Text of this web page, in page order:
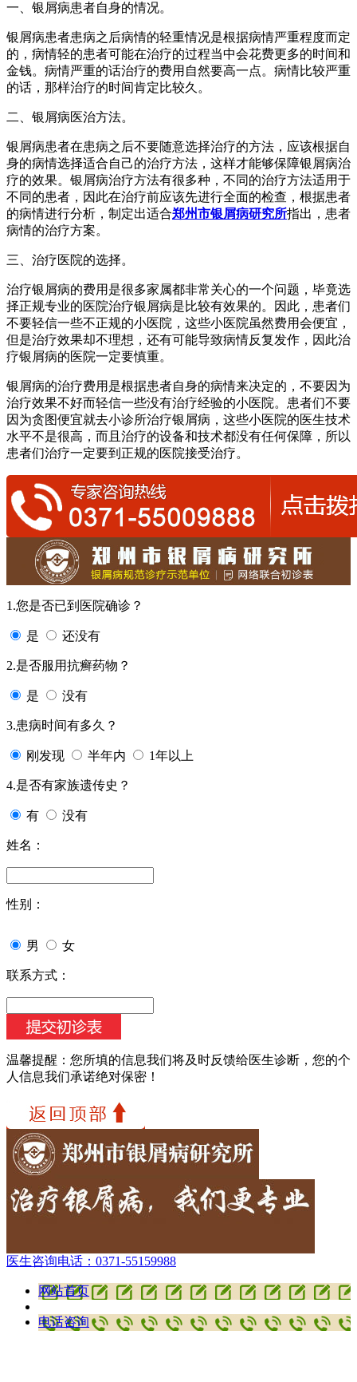
一、银屑病患者自身的情况。
银屑病患者患病之后病情的轻重情况是根据病情严重程度而定
的，病情轻的患者可能在治疗的过程当中会花费更多的时间和
金钱。病情严重的话治疗的费用自然要高一点。病情比较严重
的话，那样治疗的时间肯定比较久。
二、银屑病医治方法。
银屑病患者在患病之后不要随意选择治疗的方法，应该根据自
身的病情选择适合自己的治疗方法，这样才能够保障银屑病治
疗的效果。银屑病治疗方法有很多种，不同的治疗方法适用于
不同的患者，因此在治疗前应该先进行全面的检查，根据患者
的病情进行分析，制定出适合郑州市银屑病研究所指出，患者
病情的治疗方案。
三、治疗医院的选择。
治疗银屑病的费用是很多家属都非常关心的一个问题，毕竟选
择正规专业的医院治疗银屑病是比较有效果的。因此，患者们
不要轻信一些不正规的小医院，这些小医院虽然费用会便宜，
但是治疗效果却不理想，还有可能导致病情反复发作，因此治
疗银屑病的医院一定要慎重。
银屑病的治疗费用是根据患者自身的病情来决定的，不要因为
治疗效果不好而轻信一些没有治疗经验的小医院。患者们不要
因为贪图便宜就去小诊所治疗银屑病，这些小医院的医生技术
水平不是很高，而且治疗的设备和技术都没有任何保障，所以
患者们治疗一定要到正规的医院接受治疗。
1.您是否已到医院确诊？
是 还没有
2.是否服用抗癣药物？
是 没有
3.患病时间有多久？
刚发现 半年内 1年以上
4.是否有家族遗传史？
有 没有
姓名：
性别：
男 女
联系方式：
温馨提醒： 您所填的信息我们将及时反馈给医生诊断，您的个
人信息我们承诺绝对保密！
医生咨询电话： 0371-55159988
网站首页
电话咨询